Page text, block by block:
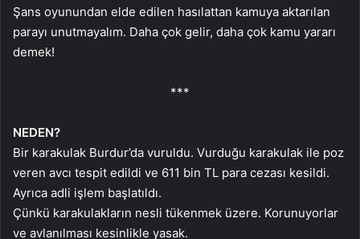
Şans oyunundan elde edilen hasılattan kamuya aktarılan
parayı unutmayalım. Daha çok gelir, daha çok kamu yararı
demek!
***
NEDEN?
Bir karakulak Burdur’da vuruldu. Vurduğu karakulak ile poz
veren avcı tespit edildi ve 611 bin TL para cezası kesildi.
Ayrıca adli işlem başlatıldı.
Çünkü karakulakların nesli tükenmek üzere. Korunuyorlar
ve avlanılması kesinlikle yasak.